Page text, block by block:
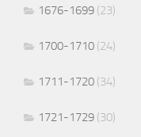
1676-1699 (23)
1700-1710 (24)
1711-1720 (34)
1721-1729 (30)